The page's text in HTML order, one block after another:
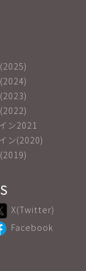
ン2021
ン(2020)
X(Twitter)
Facebook